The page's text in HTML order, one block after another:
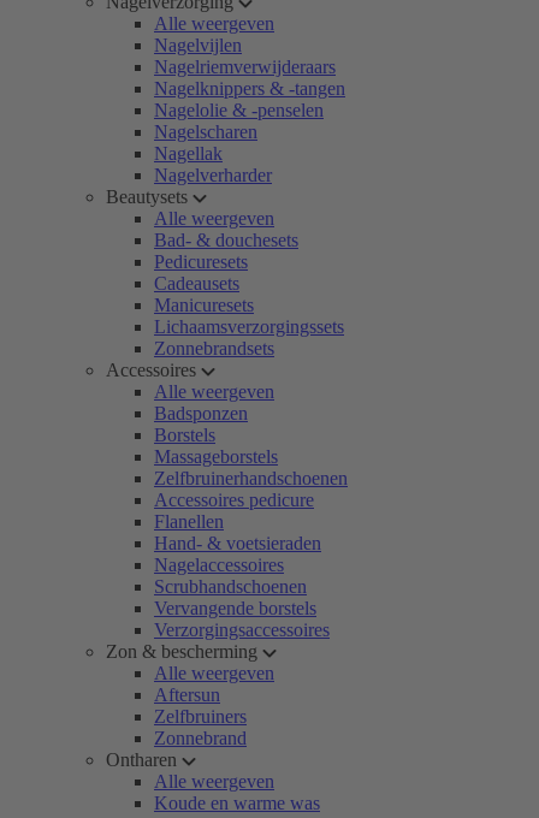
Alle weergeven
Nagelvijlen
Nagelriemverwijderaars
Nagelknippers & -tangen
Nagelolie & -penselen
Nagelscharen
Nagellak
Nagelverharder
Beautysets
Alle weergeven
Bad- & douchesets
Pedicuresets
Cadeausets
Manicuresets
Lichaamsverzorgingssets
Zonnebrandsets
Accessoires
Alle weergeven
Badsponzen
Borstels
Massageborstels
Zelfbruinerhandschoenen
Accessoires pedicure
Flanellen
Hand- & voetsieraden
Nagelaccessoires
Scrubhandschoenen
Vervangende borstels
Verzorgingsaccessoires
Zon & bescherming
Alle weergeven
Aftersun
Zelfbruiners
Zonnebrand
Ontharen
Alle weergeven
Koude en warme was